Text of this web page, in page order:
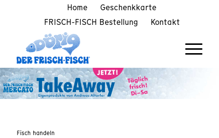
Home
Geschenkkarte
FRISCH-FISCH Bestellung
Kontakt
Fisch handeln